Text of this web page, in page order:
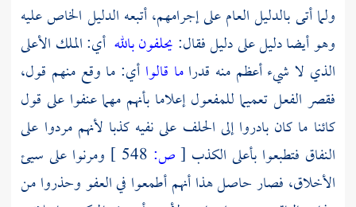
ولما أتى بالدليل العام على إجرامهم، أتبعه الدليل الخاص عليه
وهو أيضا دليل على دليل فقال: يحلفون بالله أي: الملك الأعلى
الذي لا شيء أعظم منه قدراما قالوا أي: ما وقع منهم قول،
فقصر الفعل تعميما للمفعول إعلاما بأنهم مهما عنفوا على قول
كائنا ما كان بادروا إلى الحلف على نفيه كذبا لأنهم مردوا على
النفاق فتطبعوا بأعلى الكذب [ص:
ومرنوا على سيئ
الأخلاق، فصار حاصل هذا أنهم أطمعوا في العفو وحذروا من